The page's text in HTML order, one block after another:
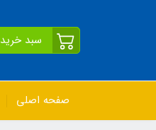
سبد خرید
صفحه اصلی